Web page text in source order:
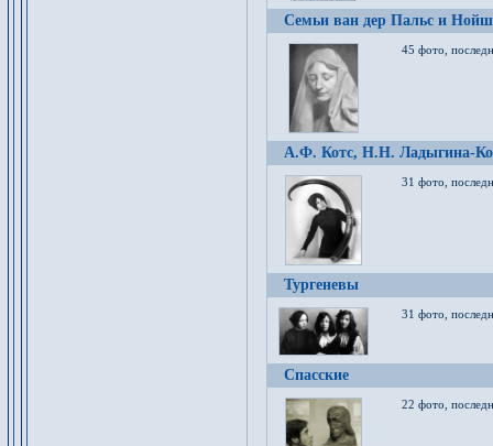
Семьи ван дер Пальс и
45 фото,
А.Ф. Котс, Н.Н. Ладыгина-
31 фото,
Тургеневы
31 фото,
Спасские
22 фото,